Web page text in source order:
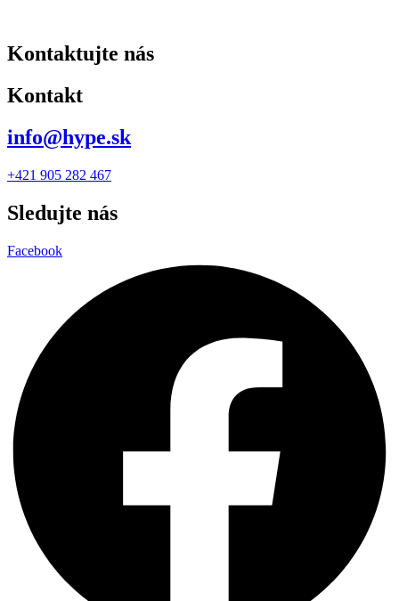
Kontaktujte nás
Kontakt
info@hype.sk
+421 905 282 467
Sledujte nás
Facebook